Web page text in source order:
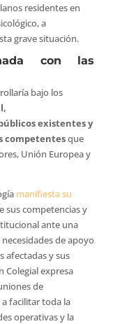
residentes en
a
grave situación.
con las
bajo los
existentes y
competentesque
Unión Europea y
manifiesta su
sus competencias y
ante una
de apoyo
afectadas y sus
Colegial expresa
de
facilitar toda la
operativas y la